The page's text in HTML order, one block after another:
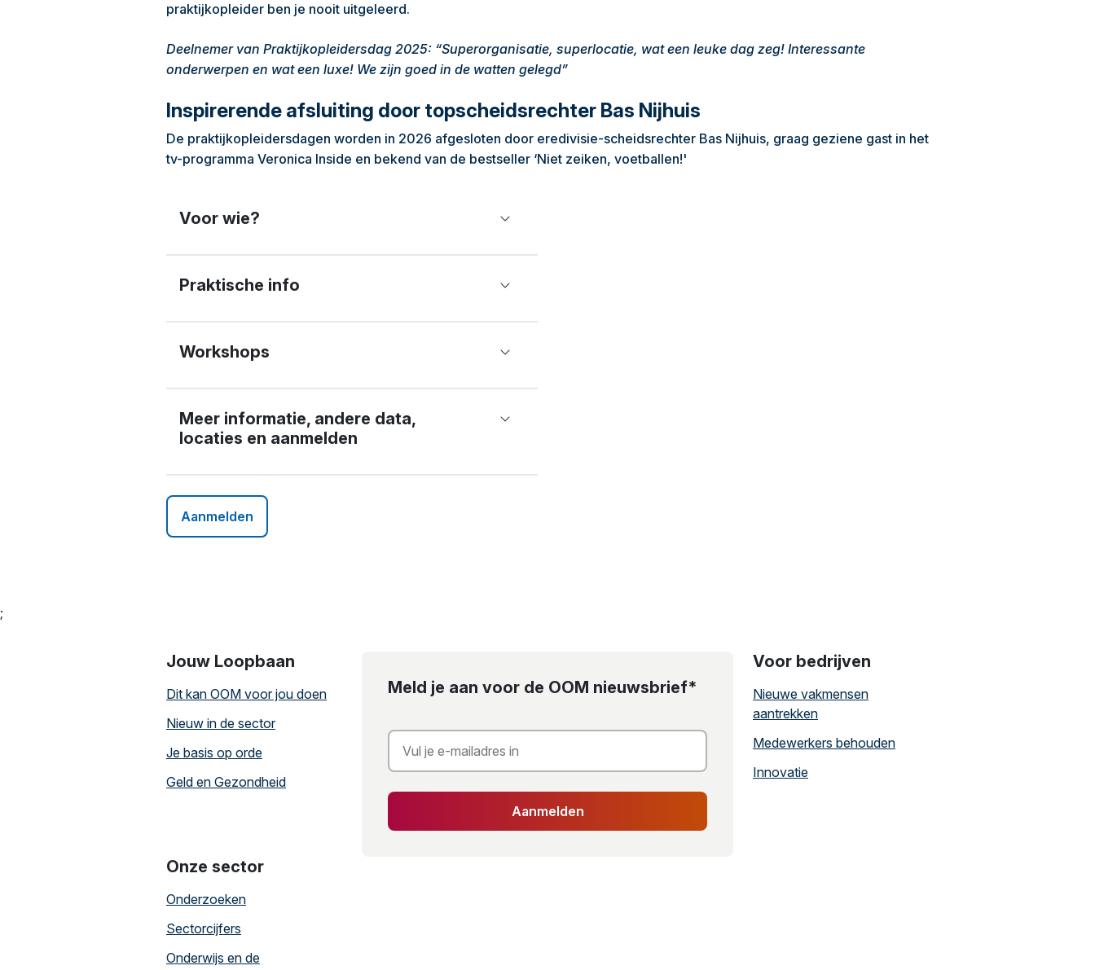
praktijkopleider ben je nooit uitgeleerd.
Deelnemer van Praktijkopleidersdag 2025: “Superorganisatie, superlocatie, wat een leuke dag zeg! Interessante
onderwerpen en wat een luxe! We zijn goed in de watten gelegd”
Inspirerende afsluiting door topscheidsrechter Bas Nijhuis
De praktijkopleidersdagen worden in 2026 afgesloten door eredivisie-scheidsrechter Bas Nijhuis, graag geziene gast in het
tv-programma Veronica Inside en bekend van de bestseller ‘Niet zeiken, voetballen!'
Voor wie?
Praktische info
Workshops
Meer informatie, andere data,
locaties en aanmelden
Aanmelden
;
Jouw Loopbaan
Dit kan OOM voor jou doen
Nieuw in de sector
Je basis op orde
Geld en Gezondheid
Voor bedrijven
Nieuwe vakmensen
aantrekken
Medewerkers behouden
Innovatie
Onze sector
Onderzoeken
Sectorcijfers
Onderwijs en de
Meld je aan voor de OOM nieuwsbrief*
Aanmelden